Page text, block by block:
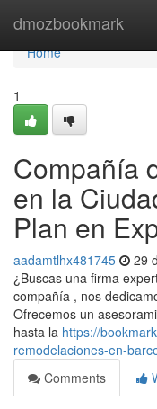
dmozbookmark
Home
Home
1
Compañía
en la
Plan en
aadamtlhx481745 29
¿Buscas una firma
compañía , nos
Ofrecemos un
hasta la https://
remodelaciones-en-
Comments